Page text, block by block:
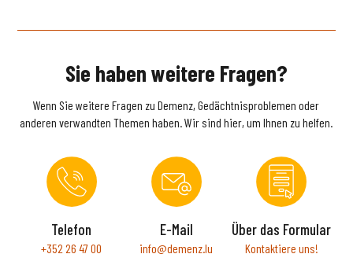
Sie haben weitere Fragen?
Wenn Sie weitere Fragen zu Demenz, Gedächtnisproblemen oder
anderen verwandten Themen haben. Wir sind hier, um Ihnen zu helfen.
Telefon
+352 26 47 00
E-Mail
info@demenz.lu
Über das Formular
Kontaktiere uns!